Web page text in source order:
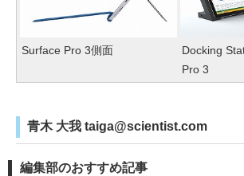
Surface Pro 3側面
Docking
Pro 3
青木 大我 taiga@scientist.com
編集部のおすすめ記事